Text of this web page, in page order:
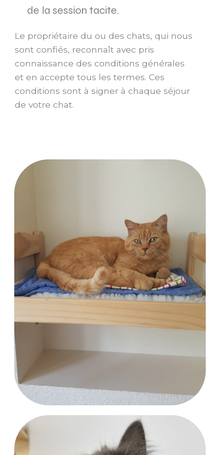
de la session tacite.
Le propriétaire du ou des chats, qui nous
sont confiés, reconnaît avec pris
connaissance des conditions générales
et en accepte tous les termes. Ces
conditions sont à signer à chaque séjour
de votre chat.